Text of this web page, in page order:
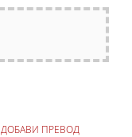
ДОБАВИ ПРЕВОД